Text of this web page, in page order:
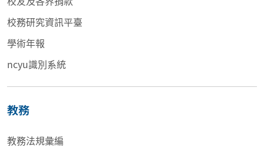
校務研究資訊平臺
學術年報
ncyu識別系統
教務
教務法規彙編